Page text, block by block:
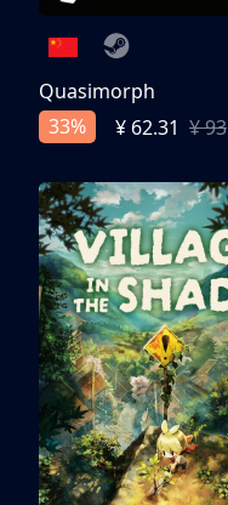
Quasimorph
33%
¥ 62.31 ¥ 93